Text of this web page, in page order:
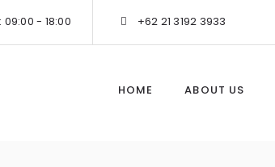
09:00 - 18:00 +62 21 3192 3933
HOME ABOUT US